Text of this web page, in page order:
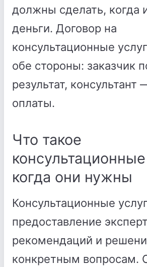
должны сделать, когда
деньги. Договор на
консультационные
обе стороны: заказчик
результат, консультант
оплаты.
Что такое
когда они нужны
Консультационные
предоставление
рекомендаций и
конкретным вопросам.